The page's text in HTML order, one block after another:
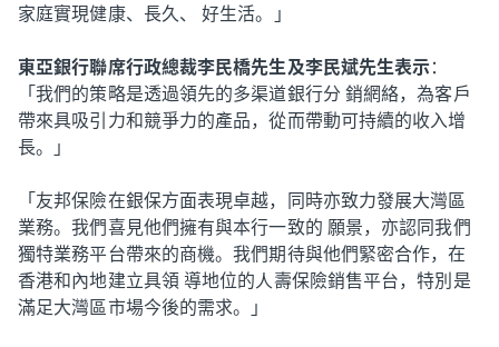
家庭實現健康、長久、 好生活。」
東亞銀行聯席行政總裁李民橋先生及李民斌先生表示：
「我們的策略是透過領先的多渠道銀行分 銷網絡，為客戶
帶來具吸引力和競爭力的產品，從而帶動可持續的收入增
長。」
「友邦保險在銀保方面表現卓越，同時亦致力發展大灣區
業務。我們喜見他們擁有與本行一致的 願景，亦認同我們
獨特業務平台帶來的商機。我們期待與他們緊密合作，在
香港和內地建立具領 導地位的人壽保險銷售平台，特別是
滿足大灣區市場今後的需求。」